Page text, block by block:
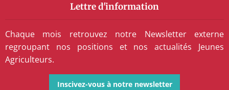
Lettre d'information
Chaque mois retrouvez notre Newsletter externe
regroupant nos positions et nos actualités Jeunes
Agriculteurs.
Inscivez-vous à notre newsletter